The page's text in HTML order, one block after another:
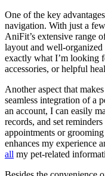
One of ⁣the key
navigation. With just ​a
AniFit’s ​extensive range
layout and well-
exactly what I’m‍ looking
accessories, or ⁤helpful⁤
Another aspect that
seamless integration ​of a
an account, I ‌can easily
⁣records, and set
⁢appointments‍ or
enhances my‌ experience
all my pet-related